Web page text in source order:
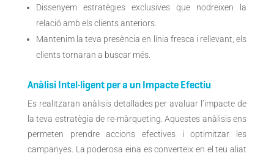
Dissenyem estratègies exclusives que nodreixen la
relació amb els clients anteriors.
Mantenim la teva presència en línia fresca i rellevant, els
clients tornaran a buscar més.
Anàlisi Intel·ligent per a un Impacte Efectiu
Es realitzaran anàlisis detallades per avaluar l’impacte de
la teva estratègia de re-màrqueting. Aquestes anàlisis ens
permeten prendre accions efectives i optimitzar les
campanyes. La poderosa eina es converteix en el teu aliat